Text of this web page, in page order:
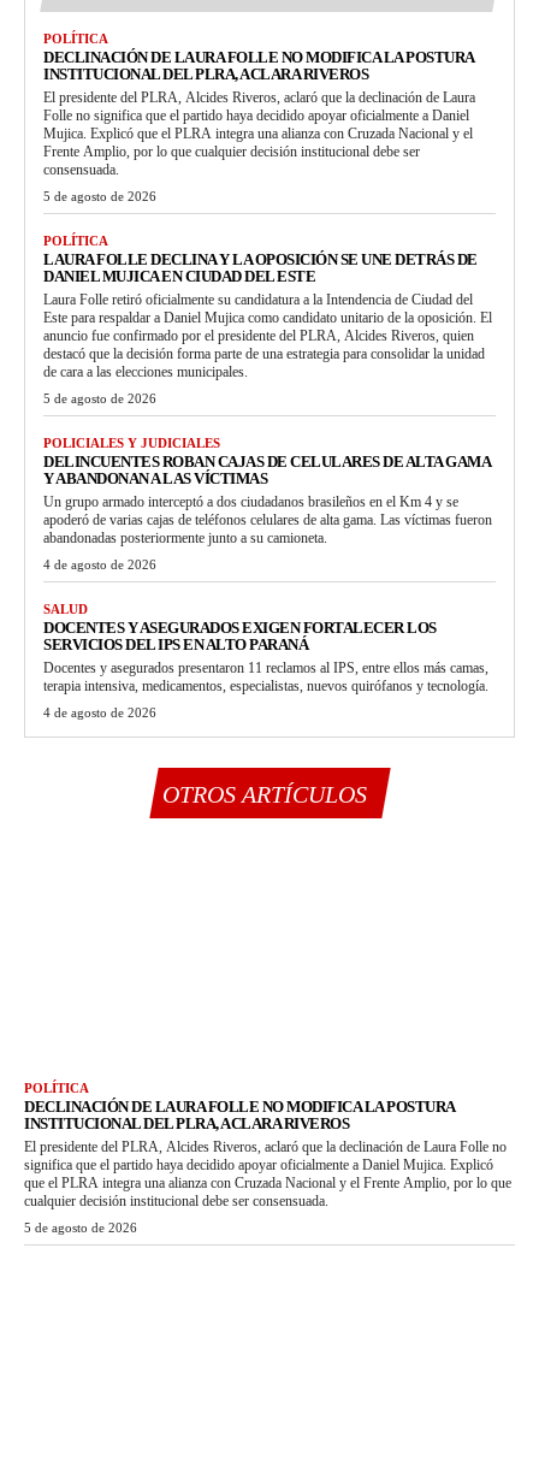
POLÍTICA
DECLINACIÓN DE LAURA FOLLE NO MODIFICA LA POSTURA
INSTITUCIONAL DEL PLRA, ACLARA RIVEROS
El presidente del PLRA, Alcides Riveros, aclaró que la declinación de Laura
Folle no significa que el partido haya decidido apoyar oficialmente a Daniel
Mujica. Explicó que el PLRA integra una alianza con Cruzada Nacional y el
Frente Amplio, por lo que cualquier decisión institucional debe ser
consensuada.
5 de agosto de 2026
POLÍTICA
LAURA FOLLE DECLINA Y LA OPOSICIÓN SE UNE DETRÁS DE
DANIEL MUJICA EN CIUDAD DEL ESTE
Laura Folle retiró oficialmente su candidatura a la Intendencia de Ciudad del
Este para respaldar a Daniel Mujica como candidato unitario de la oposición. El
anuncio fue confirmado por el presidente del PLRA, Alcides Riveros, quien
destacó que la decisión forma parte de una estrategia para consolidar la unidad
de cara a las elecciones municipales.
5 de agosto de 2026
POLICIALES Y JUDICIALES
DELINCUENTES ROBAN CAJAS DE CELULARES DE ALTA GAMA
Y ABANDONAN A LAS VÍCTIMAS
Un grupo armado interceptó a dos ciudadanos brasileños en el Km 4 y se
apoderó de varias cajas de teléfonos celulares de alta gama. Las víctimas fueron
abandonadas posteriormente junto a su camioneta.
4 de agosto de 2026
SALUD
DOCENTES Y ASEGURADOS EXIGEN FORTALECER LOS
SERVICIOS DEL IPS EN ALTO PARANÁ
Docentes y asegurados presentaron 11 reclamos al IPS, entre ellos más camas,
terapia intensiva, medicamentos, especialistas, nuevos quirófanos y tecnología.
4 de agosto de 2026
OTROS ARTÍCULOS
POLÍTICA
DECLINACIÓN DE LAURA FOLLE NO MODIFICA LA POSTURA
INSTITUCIONAL DEL PLRA, ACLARA RIVEROS
El presidente del PLRA, Alcides Riveros, aclaró que la declinación de Laura Folle no
significa que el partido haya decidido apoyar oficialmente a Daniel Mujica. Explicó
que el PLRA integra una alianza con Cruzada Nacional y el Frente Amplio, por lo que
cualquier decisión institucional debe ser consensuada.
5 de agosto de 2026